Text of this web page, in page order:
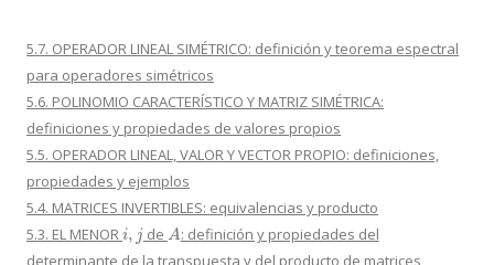
5.7. OPERADOR LINEAL SIMÉTRICO: definición y teorema espectral
para operadores simétricos
5.6. POLINOMIO CARACTERÍSTICO Y MATRIZ SIMÉTRICA:
definiciones y propiedades de valores propios
5.5. OPERADOR LINEAL, VALOR Y VECTOR PROPIO: definiciones,
propiedades y ejemplos
5.4. MATRICES INVERTIBLES: equivalencias y producto
5.3. EL MENORi,j de A: definición y propiedades del
determinante de la transpuesta y del producto de matrices